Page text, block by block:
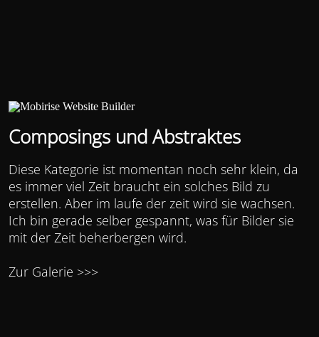
Composings und Abstraktes
Diese Kategorie ist momentan noch sehr klein, da
es immer viel Zeit braucht ein solches Bild zu
erstellen. Aber im laufe der zeit wird sie wachsen.
Ich bin gerade selber gespannt, was für Bilder sie
mit der Zeit beherbergen wird.
Zur Galerie >>>